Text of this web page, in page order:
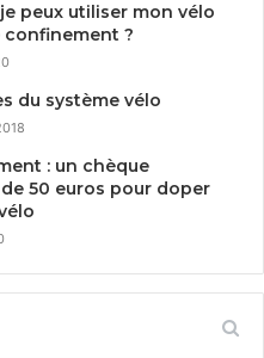
peux utiliser mon vélo
?
du système vélo
: un chèque
50 euros pour doper